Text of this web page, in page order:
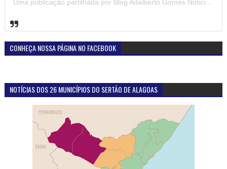
Uma publicação partilhada por Blog Adalberto Gomes Noticias (@blogadalbertogomesnoticiass)
CONHEÇA NOSSA PÁGINA NO FACEBOOK
NOTÍCIAS DOS 26 MUNICÍPIOS DO SERTÃO DE ALAGOAS